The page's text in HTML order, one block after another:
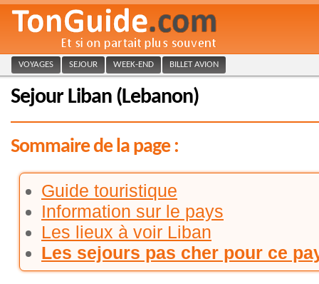
VOYAGES SEJOUR WEEK-END BILLET AVION
Sejour Liban (Lebanon)
Sommaire de la page :
Guide touristique
Information sur le pays
Les lieux à voir Liban
Les sejours pas cher pour ce